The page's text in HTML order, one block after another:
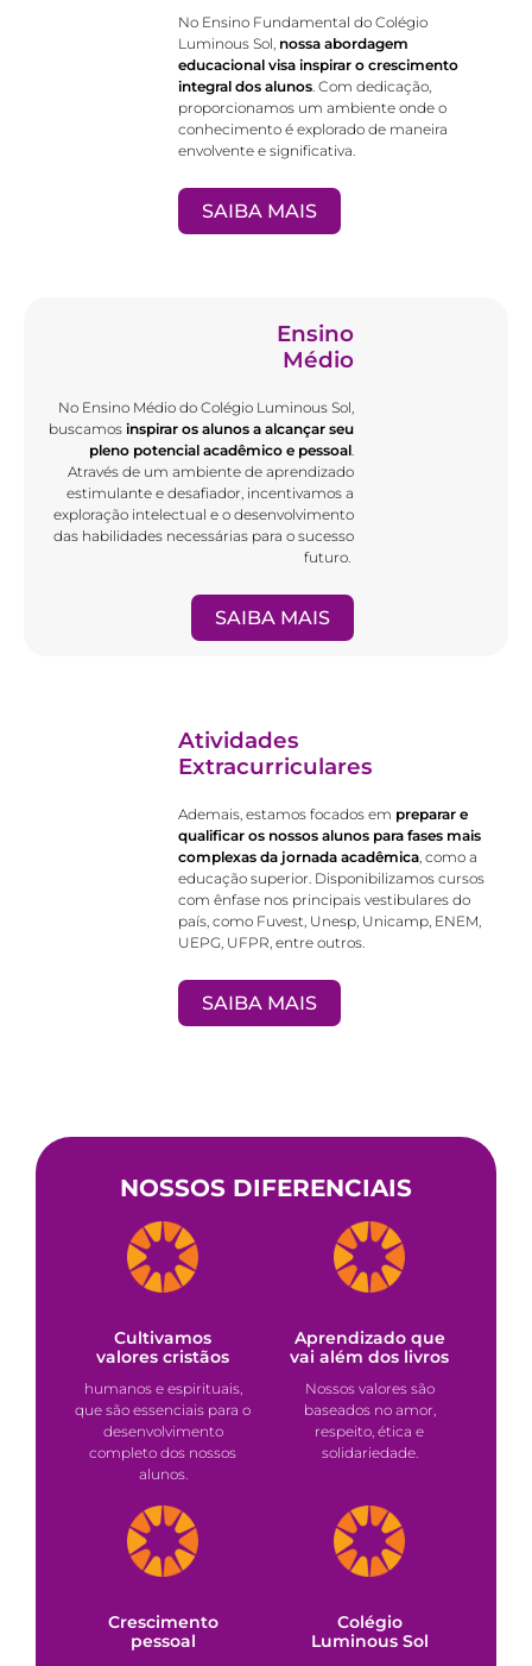
No Ensino Fundamental do Colégio
Luminous Sol, nossa abordagem
educacional visa inspirar o crescimento
integral dos alunos. Com dedicação,
proporcionamos um ambiente onde o
conhecimento é explorado de maneira
envolvente e significativa.
SAIBA MAIS
Ensino
Médio
No Ensino Médio do Colégio Luminous Sol,
buscamos inspirar os alunos a alcançar seu
pleno potencial acadêmico e pessoal.
Através de um ambiente de aprendizado
estimulante e desafiador, incentivamos a
exploração intelectual e o desenvolvimento
das habilidades necessárias para o sucesso
futuro.
SAIBA MAIS
Atividades
Extracurriculares
Ademais, estamos focados em preparar e
qualificar os nossos alunos para fases mais
complexas da jornada acadêmica, como a
educação superior. Disponibilizamos cursos
com ênfase nos principais vestibulares do
país, como Fuvest, Unesp, Unicamp, ENEM,
UEPG, UFPR, entre outros.
SAIBA MAIS
NOSSOS DIFERENCIAIS
Cultivamos
valores cristãos
humanos e espirituais,
que são essenciais para o
desenvolvimento
completo dos nossos
alunos.
Aprendizado que
vai além dos livros
Nossos valores são
baseados no amor,
respeito, ética e
solidariedade.
Crescimento
pessoal
Colégio
Luminous Sol